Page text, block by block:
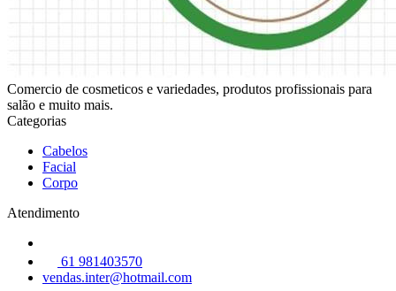
Comercio de cosmeticos e variedades, produtos profissionais para
salão e muito mais.
Categorias
Cabelos
Facial
Corpo
Atendimento
61 981403570
vendas.inter@hotmail.com